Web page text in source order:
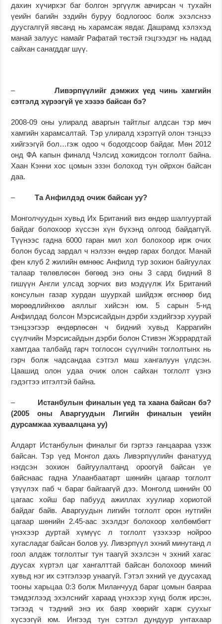
дахин хүчирхэг баг болгон эргүүлж авчирсан ч тухайн
үеийн багийн эздийн буруу бодлогоос болж эхэлснээ
дуусгалгүй явсанд нь харамсаж явдаг. Дашрамд хэлэхэд
манай залуус намайг Рафатай төстэй гэцгээдэг нь надад
сайхан санагддаг шүү.
– Ливэрпүүлийг дэмжих үед чинь хамгийн
сэтгэлд хүрээгүй үе хэзээ байсан бэ?
2008-09 оны улиралд аваргын тайтлыг алдсан тэр мөч
хамгийн харамсалтай. Тэр улиралд хэрэггүй олон тэнцээ
хийгээгүй бол…гэж одоо ч бодогдсоор байдаг. Мөн 2012
онд ФА капын финалд Чэлсид хожигдсон тоглолт байна.
Хаан Кэнни хос цомын эзэн болоход тун ойрхон байсан
даа.
–Та Анфилдэд очиж байсан уу?
Монголчуудын хувьд Их Британий виз өндөр шалгууртай
байдаг болохоор хүссэн хүн бүхэнд олгоод байдаггүй.
Түүнээс гадна 6000 гаран мил хол болохоор ирж очих
болон бусад зардал ч нэлээн өндөр гарах болдог. Манай
фен клуб 2 жилийн өмнөөс Анфилд тур зохион байгуулах
талаар төлөвлөсөн бөгөөд энэ оны 3 сард бидний 8
гишүүн Англи улсад зорчих виз мэдүүлж Их Британий
консулын газар хурдан шуурхай шийдэж өгснөөр бид
мөрөөдлийнхөө аяллыг хийсэн юм. 5 сарын 5-нд
Анфилдад болсон Мэрсисайдын дэрби хэдийгээр хуурай
тэнцээгээр өндөрлөсөн ч бидний хувьд Каррагийн
сүүлчийн Мэрсисайдын дэрби болон Стивэн Жэррардтай
хамтдаа талбайд гарч тоглосон сүүлчийн тоглолтынх нь
гэрч болж чадсандаа сэтгэл маш хангалуун үлдсэн.
Цаашид олон удаа очиж олон сайхан тоглолт үзнэ
гэдэгтээ итгэлтэй байна.
– Истанбулын финалын үед та хаана байсан бэ?
(2005 оны Аваргуудын Лигийн финалын үеийн
дурсамжаа хуваалцана уу)
Алдарт Истанбулын финалыг би гэртээ ганцаараа үзэж
байсан. Тэр үед Монгол дахь Ливэрпүүлийн фанатууд
нэгдсэн зохион байгуулалтанд ороогүй байсан үе
байснаас гадна Улаанбаатарт шөнийн цагаар тоглолт
үзүүлэх паб ч бараг байгаагүй дээ. Монголд шөнийн 00
цагаас хойш бар пабууд ажиллах хуулиар хориотой
байдаг байв. Аваргуудын лигийн тоглолт орон нутгийн
цагаар шөнийн 2.45-аас эхэлдэг болохоор хөлбөмбөгт
үнэхээр дуртай хүмүүс л тоглолт үзэхээр нойроо
хугасладаг байсан болов уу. Ливэрпүүл эхний минутанд л
гоол алдаж тоглолтыг тун таагүй эхэлсэн ч эхний хагас
дуусах хүртэл цаг хангалттай байсан болохоор миний
хувьд нэг их сэтгэлээр унаагүй. Гэтэл эхний үе дуусахад
тооны харьцаа 0:3 болж Миланчууд бараг цомын баяраа
тэмдэглээд эхэлснийг хараад үнэхээр хүнд болж ирсэн,
тэгээд ч тэдний энэ их баяр хөөрийг харж суухыг
хүсээгүй юм. Ингээд тун сэтгэл дундуур унтахаар